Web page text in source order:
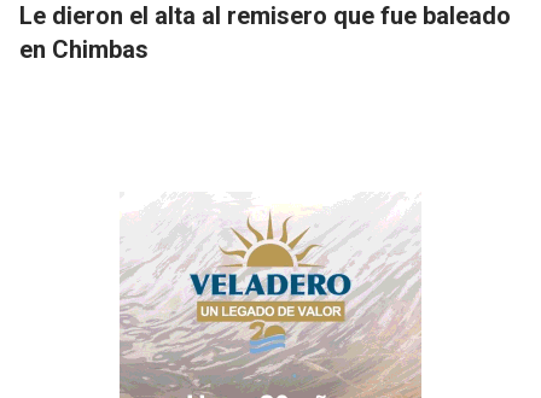
Le dieron el alta al remisero que fue baleado
en Chimbas